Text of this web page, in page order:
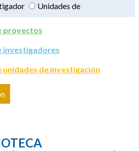
Unidades de
proyectos
investigadores
unidades de investigación